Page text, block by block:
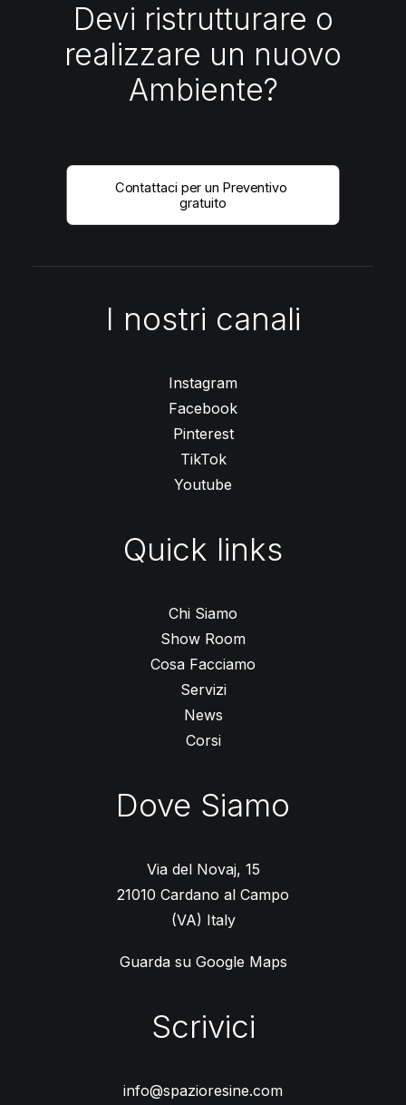
Devi ristrutturare o
realizzare un nuovo
Ambiente?
Contattaci per un Preventivo
gratuito
I nostri canali
Instagram
Facebook
Pinterest
TikTok
Youtube
Quick links
Chi Siamo
Show Room
Cosa Facciamo
Servizi
News
Corsi
Dove Siamo
Via del Novaj, 15
21010 Cardano al Campo
(VA) Italy
Guarda su Google Maps
Scrivici
info@spazioresine.com